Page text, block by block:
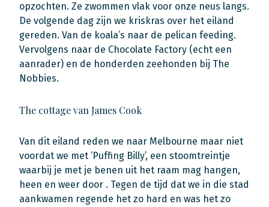
opzochten. Ze zwommen vlak voor onze neus langs.
De volgende dag zijn we kriskras over het eiland
gereden. Van de koala’s naar de pelican feeding.
Vervolgens naar de Chocolate Factory (echt een
aanrader) en de honderden zeehonden bij The
Nobbies.
The cottage van James Cook
Van dit eiland reden we naar Melbourne maar niet
voordat we met ‘Puffing Billy’, een stoomtreintje
waarbij je met je benen uit het raam mag hangen,
heen en weer door . Tegen de tijd dat we in die stad
aankwamen regende het zo hard en was het zo